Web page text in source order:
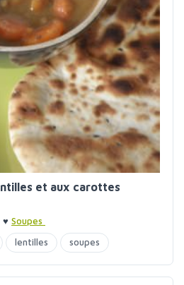
et aux carottes
♥ Soupes
lentilles soupes